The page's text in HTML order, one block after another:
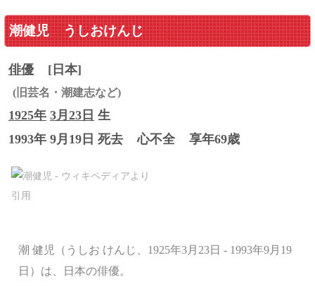
潮健児 うしおけんじ
俳優 [日本]
(旧芸名・潮建志など)
1925年 3月23日 生
1993年 9月19日 死去
心不全 享年69歳
潮 健児（うしお けんじ、1925年3月23日 - 1993年9月19
日）は、日本の俳優。